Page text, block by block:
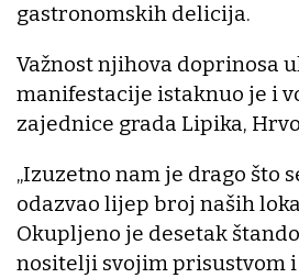
gastronomskih delicija.
Važnost njihova doprinosa
manifestacije istaknuo je i
zajednice grada Lipika,
„Izuzetno nam je drago što
odazvao lijep broj naših
Okupljeno je desetak
nositelji svojim prisustvom